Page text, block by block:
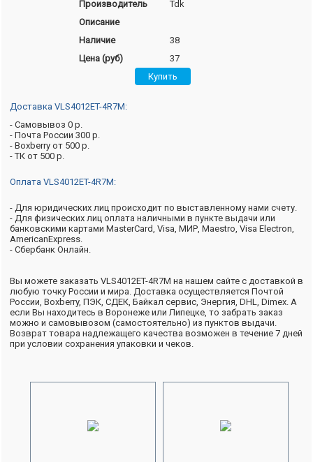
Производитель
Tdk
Описание
Наличие
38
Цена (руб)
37
Доставка VLS4012ET-4R7M:
- Самовывоз 0 р.
- Почта России 300 р.
- Boxberry от 500 р.
- ТК от 500 р.
Оплата VLS4012ET-4R7M:
- Для юридических лиц происходит по выставленному нами счету.
- Для физических лиц оплата наличными в пункте выдачи или
банковскими картами MasterCard, Visa, МИР, Maestro, Visa Electron,
AmericanExpress.
- Сбербанк Онлайн.
Вы можете заказать VLS4012ET-4R7M на нашем сайте с доставкой в
любую точку России и мира. Доставка осуществляется Почтой
России, Boxberry, ПЭК, СДЕК, Байкал сервис, Энергия, DHL, Dimex. А
если Вы находитесь в Воронеже или Липецке, то забрать заказ
можно и самовывозом (самостоятельно) из пунктов выдачи.
Возврат товара надлежащего качества возможен в течение 7 дней
при условии сохранения упаковки и чеков.